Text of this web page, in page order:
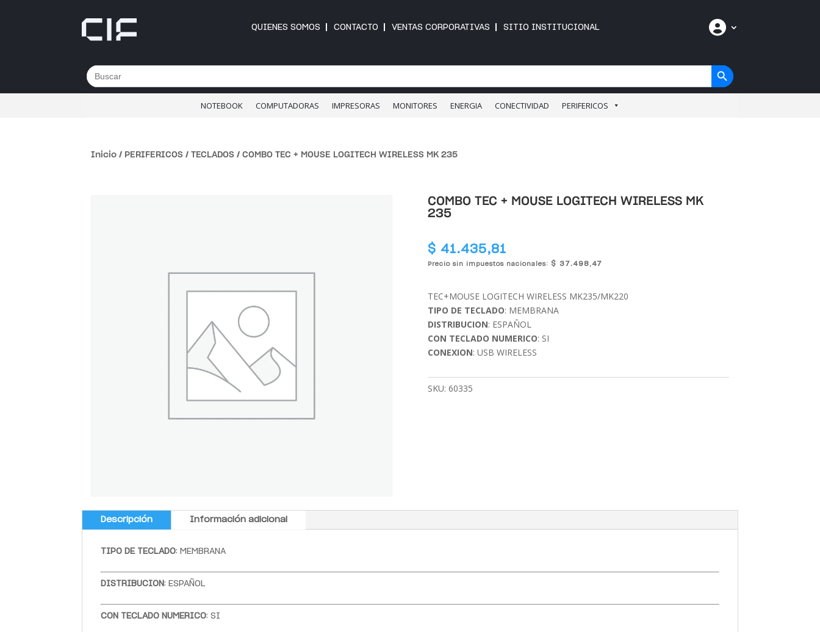
QUIENES SOMOS CONTACTO VENTAS CORPORATIVAS SITIO INSTITUCIONAL C
u
a
Buscar: Botón de búsqueda
NOTEBOOK COMPUTADORAS IMPRESORAS MONITORES ENERGIA CONECTIVIDAD PERIFERICOS
Inicio / PERIFERICOS /TECLADOS / COMBO TEC + MOUSE LOGITECH WIRELESS MK 235
COMBO TEC + MOUSE LOGITECH WIRELESS MK
235
$ 41.435,81
Precio sin impuestos nacionales: $ 37.498,47
TEC+MOUSE LOGITECH WIRELESS MK235/MK220
TIPO DE TECLADO: MEMBRANA
DISTRIBUCION: ESPAÑOL
CON TECLADO NUMERICO: SI
CONEXION: USB WIRELESS
SKU: 60335
Descripción Información adicional
TIPO DE TECLADO: MEMBRANA
DISTRIBUCION: ESPAÑOL
CON TECLADO NUMERICO: SI